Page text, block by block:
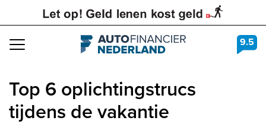
Navigation 9.5
Top 6 oplichtingstrucs
tijdens de vakantie